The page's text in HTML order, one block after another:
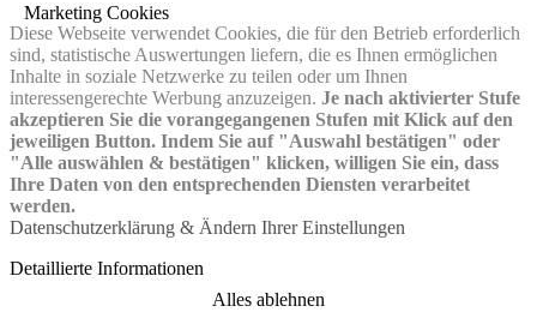
Marketing Cookies
Diese Webseite verwendet Cookies, die für den Betrieb erforderlich
sind, statistische Auswertungen liefern, die es Ihnen ermöglichen
Inhalte in soziale Netzwerke zu teilen oder um Ihnen
interessengerechte Werbung anzuzeigen. Je nach aktivierter Stufe
akzeptieren Sie die vorangegangenen Stufen mit Klick auf den
jeweiligen Button. Indem Sie auf "Auswahl bestätigen" oder
"Alle auswählen & bestätigen" klicken, willigen Sie ein, dass
Ihre Daten von den entsprechenden Diensten verarbeitet
werden.
Datenschutzerklärung & Ändern Ihrer Einstellungen
Detaillierte Informationen
Alles ablehnen